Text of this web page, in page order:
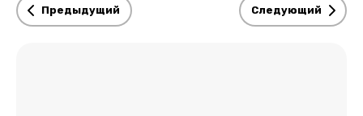
Предыдущий Следующий